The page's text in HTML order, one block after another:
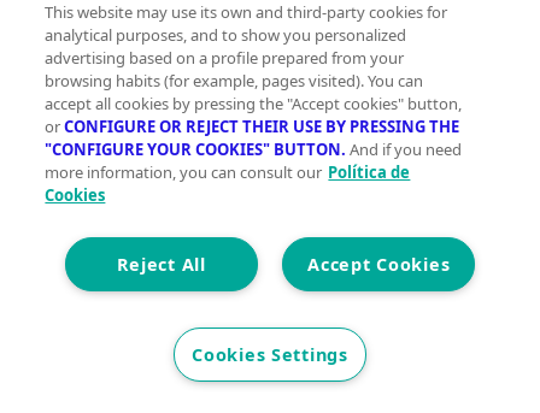
28111~https://www.boe.es/buscar/act.php?id=BOE-A-
1989-
28112~https://www3.gobiernodecanarias.org/tributos/
This website may use its own and third-party cookies for
analytical purposes, and to show you personalized
advertising based on a profile prepared from your
browsing habits (for example, pages visited). You can
accept all cookies by pressing the "Accept cookies" button,
orCONFIGURE OR REJECT THEIR USE BY PRESSING THE
"CONFIGURE YOUR COOKIES" BUTTON. And if you need
more information, you can consult our Política de
Cookies
Accept Cookies
Reject All
Cookies Settings